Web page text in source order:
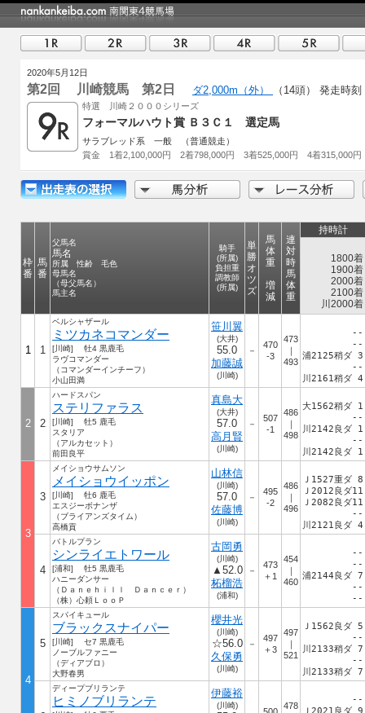
2020年5月12日
第2回 川崎競馬 第2日 ダ2,000m（外） （14頭） 発走時刻
特選 川崎２０００シリーズ
フォーマルハウト賞 Ｂ３Ｃ１ 選定馬
サラブレッド系 一般 （普通競走）
賞金 1着2,100,000円 2着798,000円 3着525,000円 4着315,000円
枠
番
馬
番
父馬名
馬名
所属 性齢 毛色
母馬名
（母父馬名）
馬主名
騎手
(所属)
負担重
調教師
(所属)
単
勝
オ
ツ
ズ
馬
体
重
増
減
連
対
時
馬
体
重
持時計
1800着
1900着
2000着
2100着
川2000着
1 1
ベルシャザール
ミツカネコマンダー
[川崎] 牡4 黒鹿毛
ラヴコマンダー
（コマンダーインチーフ）
小山田満
笹川翼
(大井)
55.0
加藤誠
(川崎)
－
470
-3
473
｜
493
--
--
浦2125稍ダ 3
--
川2161稍ダ 4
2 2
ハードスパン
ステリファラス
[川崎] 牡5 鹿毛
スタリア
（アルカセット）
前田良平
真島大
(大井)
57.0
高月賢
(川崎)
－
507
-1
486
｜
498
大1562稍ダ 1
--
川2142良ダ 1
--
川2142良ダ 1
3
3
メイショウサムソン
メイショウイッポン
[川崎] 牡6 鹿毛
エスジーボナンザ
（ブライアンズタイム）
高橋貢
山林信
(川崎)
57.0
佐藤博
(川崎)
－
495
-2
486
｜
496
Ｊ1527重ダ 8
Ｊ2012良ダ11
Ｊ2082良ダ11
--
川2121良ダ 4
4
バトルプラン
シンライエトワール
[浦和] 牡5 黒鹿毛
ハニーダンサー
（Ｄａｎｅｈｉｌｌ Ｄａｎｃｅｒ）
（株）心頼ＬｏｏＰ
古岡勇
(川崎)
▲52.0
柘榴浩
(浦和)
－
473
＋1
454
｜
460
--
--
浦2144良ダ 7
--
--
4
5
スパイキュール
ブラックスナイパー
[川崎] セ7 黒鹿毛
ノーブルファニー
（ディアブロ）
大野春男
櫻井光
(川崎)
☆56.0
久保勇
(川崎)
－
497
＋3
497
｜
521
Ｊ1562良ダ 5
--
川2133稍ダ 7
--
川2133稍ダ 7
ディープブリランテ
ヒミノブリランテ
伊藤裕
(川崎)
478
--